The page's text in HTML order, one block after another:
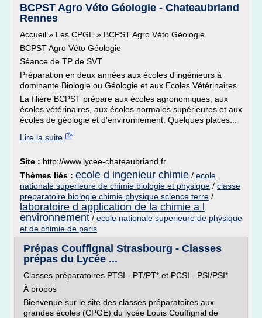
BCPST Agro Véto Géologie - Chateaubriand
Rennes
Accueil » Les CPGE » BCPST Agro Véto Géologie
BCPST Agro Véto Géologie
Séance de TP de SVT
Préparation en deux années aux écoles d'ingénieurs à
dominante Biologie ou Géologie et aux Ecoles Vétérinaires
La filière BCPST prépare aux écoles agronomiques, aux
écoles vétérinaires, aux écoles normales supérieures et aux
écoles de géologie et d'environnement. Quelques places...
Lire la suite
Site : http://www.lycee-chateaubriand.fr
Thèmes liés : ecole d ingenieur chimie / ecole
nationale superieure de chimie biologie et physique / classe
preparatoire biologie chimie physique science terre /
laboratoire d application de la chimie a l
environnement / ecole nationale superieure de physique
et de chimie de paris
Prépas Couffignal Strasbourg - Classes
prépas du Lycée ...
Classes préparatoires PTSI - PT/PT* et PCSI - PSI/PSI*
À propos
Bienvenue sur le site des classes préparatoires aux
grandes écoles (CPGE) du lycée Louis Couffignal de